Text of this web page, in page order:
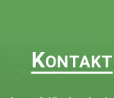
KONTAKT